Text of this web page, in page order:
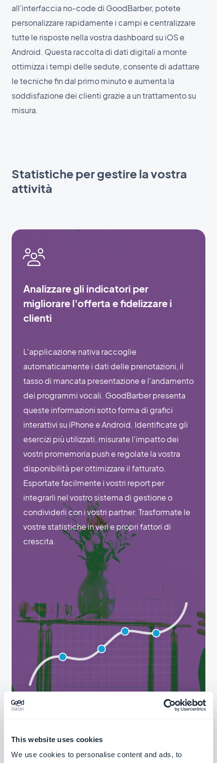
This website uses cookies
We use cookies to personalise content and ads, to
all'interfaccia no-code di GoodBarber, potete
personalizzare rapidamente i campi e centralizzare
tutte le risposte nella vostra dashboard su iOS e
Android. Questa raccolta di dati digitali a monte
ottimizza i tempi delle sedute, consente di adattare
le tecniche fin dal primo minuto e aumenta la
soddisfazione dei clienti grazie a un trattamento su
misura.
Statistiche per gestire la vostra
attività
Analizzare gli indicatori per
migliorare l'offerta e fidelizzare i
clienti
L'applicazione nativa raccoglie
automaticamente i dati delle prenotazioni, il
tasso di mancata presentazione e l'andamento
dei programmi vocali. GoodBarber presenta
queste informazioni sotto forma di grafici
interattivi su iPhone e Android. Identificate gli
esercizi più utilizzati, misurate l'impatto dei
vostri promemoria push e regolate la vostra
disponibilità per ottimizzare il fatturato.
Esportate facilmente i vostri report per
integrarli nel vostro sistema di gestione o
condividerli con i vostri partner. Trasformate le
vostre statistiche in veri e propri fattori di
crescita.